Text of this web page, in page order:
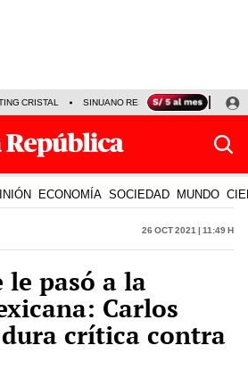
CRISTAL SINUANO RESULTADOS HOY
ECONOMÍA SOCIEDAD MUNDO
26 Oct 2021 | 11:49 h
le pasó a la
Carlos
crítica contra